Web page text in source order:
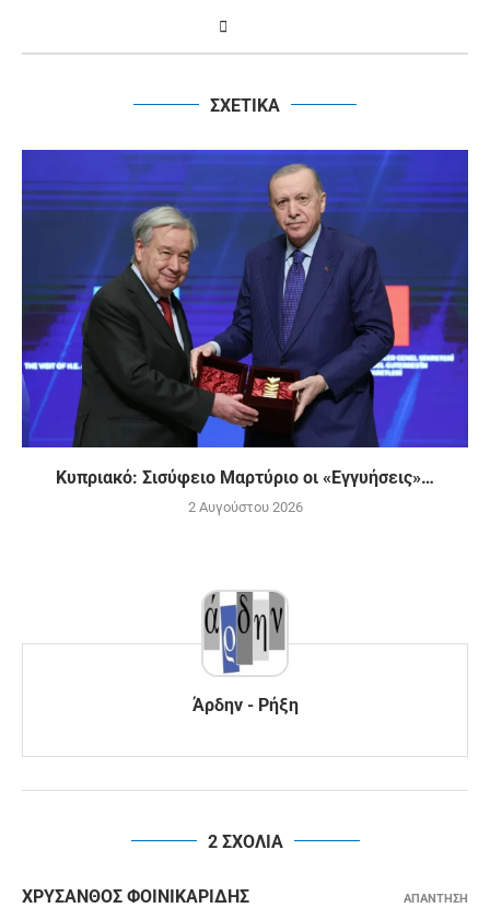
ΣΧΕΤΙΚΑ
Κυπριακό: Σισύφειο Μαρτύριο οι «Εγγυήσεις»…
2 Αυγούστου 2026
Άρδην - Ρήξη
2 ΣΧΟΛΙΑ
ΧΡΎΣΑΝΘΟΣ ΦΟΙΝΙΚΑΡΊΔΗΣ ΑΠΑΝΤΗΣΗ